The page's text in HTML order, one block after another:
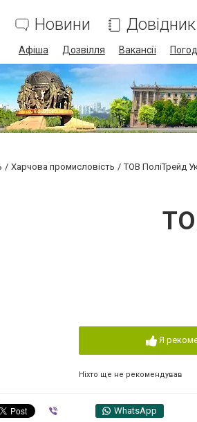
Новини Довідник
Афіша Дозвілля Вакансії
Харчова промисловість ТОВ ПоліТрейд
Я
Ніхто ще не рекомендував
WhatsApp